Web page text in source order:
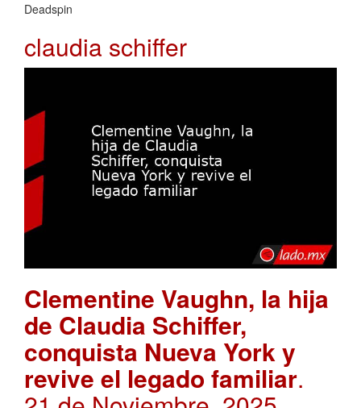
Deadspin
claudia schiffer
Clementine Vaughn, la hija
de Claudia Schiffer,
conquista Nueva York y
revive el legado familiar.